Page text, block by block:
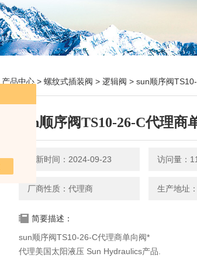
产品中心 > 螺纹式插装阀 > 逻辑阀 > sun顺序阀
sun顺序阀TS10-26-C代理商
更新时间：2024-09-23 访问量：
厂商性质：代理商 生产地址：
简要描述：
sun顺序阀TS10-26-C代理商单向阀*
代理美国太阳液压 Sun Hydraulics产品.